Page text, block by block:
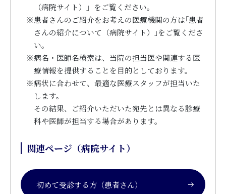
（病院サイト）」をご覧ください。
※患者さんのご紹介をお考えの医療機関の方は｢患者
さんの紹介について（病院サイト）｣をご覧くださ
い。
※病名・医師名検索は、当院の担当医や関連する医
療情報を提供することを目的としております。
※病状に合わせて、最適な医療スタッフが担当いた
します。
その結果、ご紹介いただいた宛先とは異なる診療
科や医師が担当する場合があります。
関連ページ（病院サイト）
初めて受診する方（患者さん）